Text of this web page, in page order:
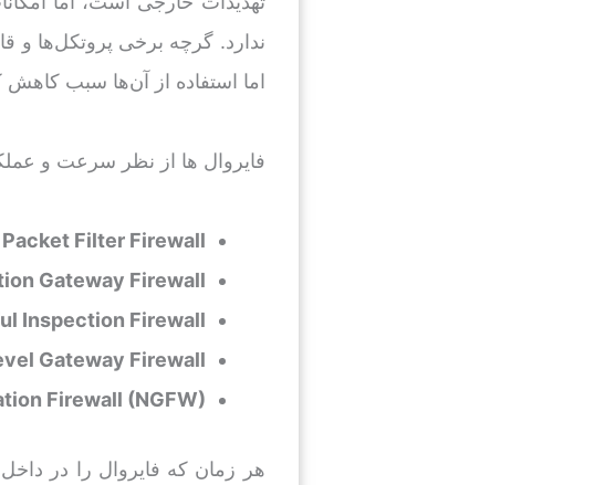
ندارد. گرچه برخی پروتکل‌ها و
اما استفاده از آن‌ها سبب
فایروال ها از نظر سرعت و
Packet Filter Firewall
Gateway Firewall
Inspection Firewall
Gateway Firewall
Firewall (NGFW)
هر زمان که فایروال را در